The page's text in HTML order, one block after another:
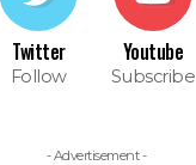
Twitter
Follow
Youtube
Subscribe
- Advertisement -